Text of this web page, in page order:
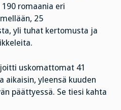
romaania eri
25
yli tuhat kertomusta ja
uskomattomat 41
aikaisin, yleensä kuuden
päättyessä. Se tiesi kahta